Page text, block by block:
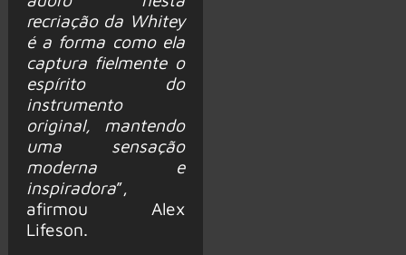
recriação da Whitey
é a forma como ela
captura fielmente o
espírito do
instrumento
original, mantendo
uma sensação
moderna e
inspiradora”,
afirmou Alex
Lifeson.